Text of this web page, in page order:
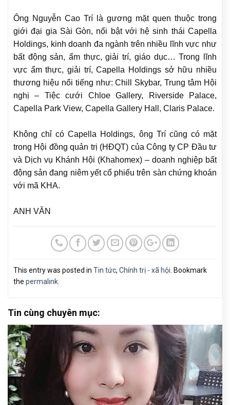
Ông Nguyễn Cao Trí là gương mặt quen thuộc trong
giới đại gia Sài Gòn, nổi bật với hệ sinh thái Capella
Holdings, kinh doanh đa ngành trên nhiều lĩnh vực như
bất động sản, ẩm thực, giải trí, giáo dục… Trong lĩnh
vực ẩm thực, giải trí, Capella Holdings sở hữu nhiều
thương hiệu nổi tiếng như: Chill Skybar, Trung tâm Hội
nghị – Tiệc cưới Chloe Gallery, Riverside Palace,
Capella Park View, Capella Gallery Hall, Claris Palace.
Không chỉ có Capella Holdings, ông Trí cũng có mặt
trong Hội đồng quản trị (HĐQT) của Công ty CP Đầu tư
và Dịch vụ Khánh Hội (Khahomex) – doanh nghiệp bất
động sản đang niêm yết cổ phiếu trên sàn chứng khoán
với mã KHA.
ANH VĂN
This entry was posted in Tin tức, Chính trị - xã hội . Bookmark
the permalink
Tin cùng chuyên mục: